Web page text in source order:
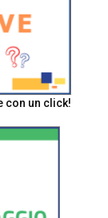
con un click!